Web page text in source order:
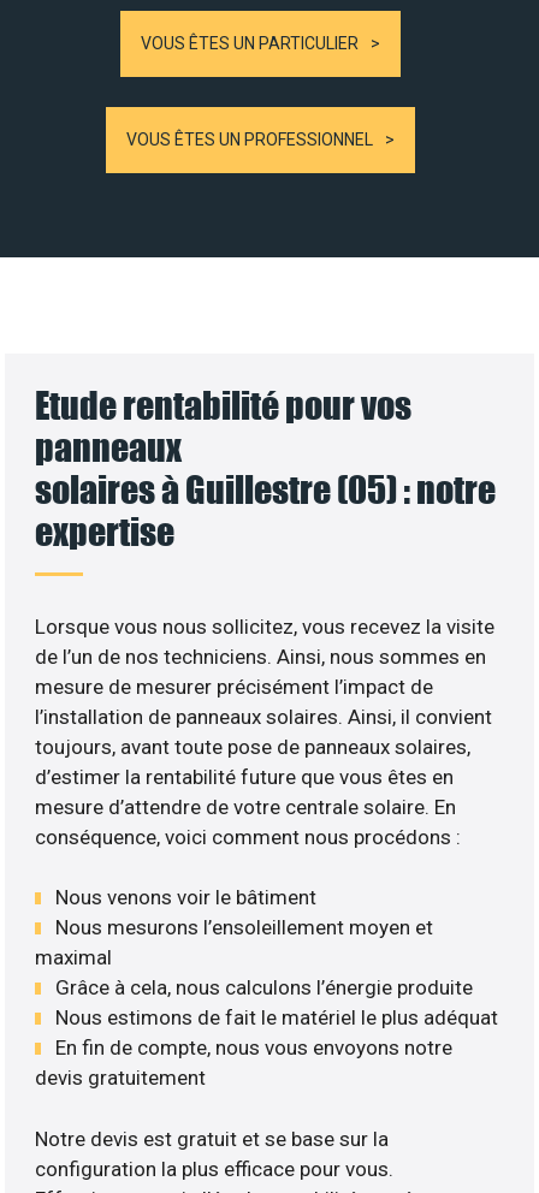
VOUS ÊTES UN PARTICULIER
VOUS ÊTES UN PROFESSIONNEL
Etude rentabilité pour vos
panneaux
solaires à Guillestre (05) : notre
expertise
Lorsque vous nous sollicitez, vous recevez la visite
de l’un de nos techniciens. Ainsi, nous sommes en
mesure de mesurer précisément l’impact de
l’installation de panneaux solaires. Ainsi, il convient
toujours, avant toute pose de panneaux solaires,
d’estimer la rentabilité future que vous êtes en
mesure d’attendre de votre centrale solaire. En
conséquence, voici comment nous procédons :
Nous venons voir le bâtiment
Nous mesurons l’ensoleillement moyen et
maximal
Grâce à cela, nous calculons l’énergie produite
Nous estimons de fait le matériel le plus adéquat
En fin de compte, nous vous envoyons notre
devis gratuitement
Notre devis est gratuit et se base sur la
configuration la plus efficace pour vous.